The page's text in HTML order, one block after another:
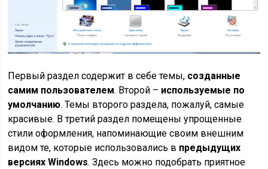
Первый раздел содержит в себе темы, созданные
самим пользователем. Второй – используемые по
умолчанию. Темы второго раздела, пожалуй, самые
красивые. В третий раздел помещены упрощенные
стили оформления, напоминающие своим внешним
видом те, которые использовались в предыдущих
версиях Windows. Здесь можно подобрать приятное